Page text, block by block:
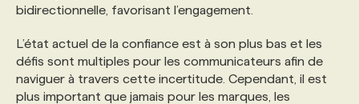
bidirectionnelle, favorisant l’engagement.
L’état actuel de la confiance est à son plus bas et les
défis sont multiples pour les communicateurs afin de
naviguer à travers cette incertitude. Cependant, il est
plus important que jamais pour les marques, les